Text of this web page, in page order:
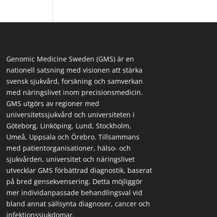
Genomic Medicine Sweden (GMS) är en
nationell satsning med visionen att stärka
svensk sjukvård, forskning och samverkan
med näringslivet inom precisionsmedicin.
GMS utgörs av regioner med
universitetssjukvård och universiteten i
Göteborg, Linköping, Lund, Stockholm,
Umeå, Uppsala och Örebro. Tillsammans
med patientorganisationer, hälso- och
sjukvården, universitet och näringslivet
utvecklar GMS förbättrad diagnostik, baserat
på bred gensekvensering. Detta möjliggör
mer individanpassade behandlingsval vid
bland annat sällsynta diagnoser, cancer och
infektionssjukdomar.